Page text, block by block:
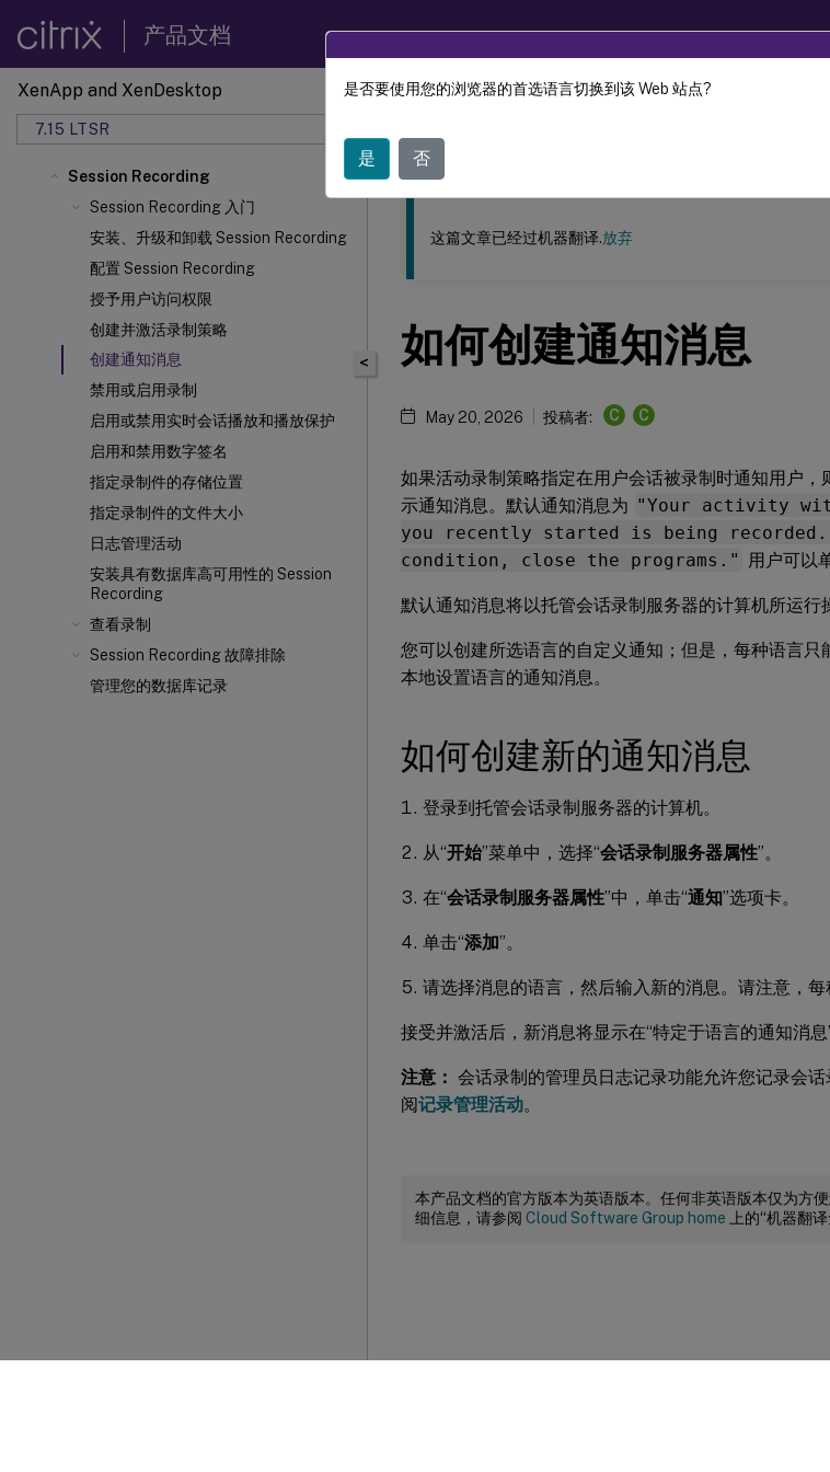
产品文档
XenApp and XenDesktop
7.15 LTSR
Session Recording
Session Recording 入门
安装、升级和卸载 Session Recording
配置 Session Recording
授予用户访问权限
创建并激活录制策略
创建通知消息
禁用或启用录制
启用或禁用实时会话播放和播放保护
启用和禁用数字签名
指定录制件的存储位置
指定录制件的文件大小
日志管理活动
安装具有数据库高可用性的 Session
Recording
查看录制
Session Recording 故障排除
管理您的数据库记录
此内容已经过机器动态翻译。
<
这篇文章已经过机器翻译.放弃
如何创建通知消息
May 20, 2026 投稿者: C C
如果活动录制策略指定在用户会话被录制时通知用户
示通知消息。默认通知消息为 "Your activity
you recently started is being
condition, close the programs."
用户可以
默认通知消息将以托管会话录制服务器的计算机所运行
您可以创建所选语言的自定义通知；但是，每种语言
本地设置语言的通知消息。
如何创建新的通知消息
登录到托管会话录制服务器的计算机。
从“开始”菜单中，选择“会话录制服务器属性”。
在“会话录制服务器属性”中，单击“通知”选项卡。
单击“添加”。
请选择消息的语言，然后输入新的消息。请注意，每
接受并激活后，新消息将显示在“特定于语言的通知消息
注意： 会话录制的管理员日志记录功能允许您记录会
阅记录管理活动。
本产品文档的官方版本为英语版本。任何非英语版本仅为方
细信息，请参阅 Cloud Software Group home 上的“机器翻译
是否要使用您的浏览器的首选语言切换到该 Web 站点?
是 否